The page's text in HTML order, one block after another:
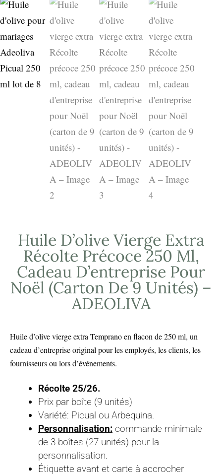
Huile D’olive Vierge Extra
Récolte Précoce 250 Ml,
Cadeau D’entreprise Pour
Noël (carton De 9 Unités) –
ADEOLIVA
Huile d’olive vierge extra Temprano en flacon de 250 ml, un
cadeau d’entreprise original pour les employés, les clients, les
fournisseurs ou lors d’événements.
Récolte 25/26.
Prix par boîte (9 unités)
Variété: Picual ou Arbequina.
Personnalisation: commande minimale
de 3 boîtes (27 unités) pour la
personnalisation.
Étiquette avant et carte à accrocher